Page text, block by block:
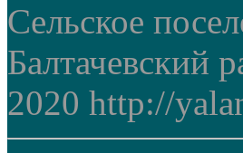
Сельское
Балтачевский
2020 http://